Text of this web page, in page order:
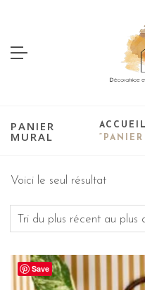
PANIER
MURAL
ACCUEIL
Voici le seul résultat
Save